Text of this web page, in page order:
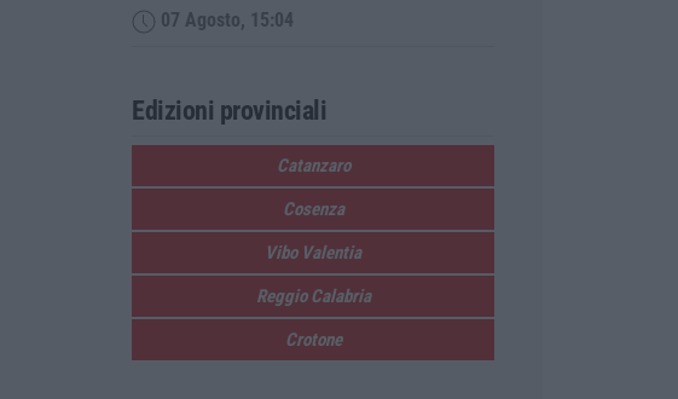
07 Agosto, 15:04
Edizioni provinciali
Catanzaro
Cosenza
Vibo Valentia
Reggio Calabria
Crotone